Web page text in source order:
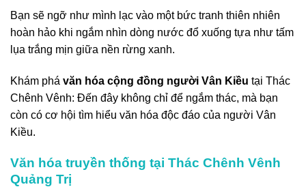
Bạn sẽ ngỡ như mình lạc vào một bức tranh thiên nhiên
hoàn hảo khi ngắm nhìn dòng nước đổ xuống tựa như tấm
lụa trắng mịn giữa nền rừng xanh.
Khám phá văn hóa cộng đồng người Vân Kiều tại Thác
Chênh Vênh: Đến đây không chỉ để ngắm thác, mà bạn
còn có cơ hội tìm hiểu văn hóa độc đáo của người Vân
Kiều.
Văn hóa truyền thống tại Thác Chênh Vênh
Quảng Trị